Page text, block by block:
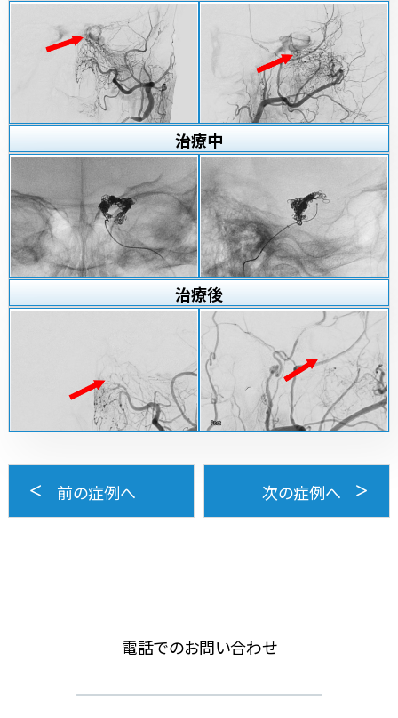
治療中
治療後
前の症例へ 次の症例へ
電話でのお問い合わせ